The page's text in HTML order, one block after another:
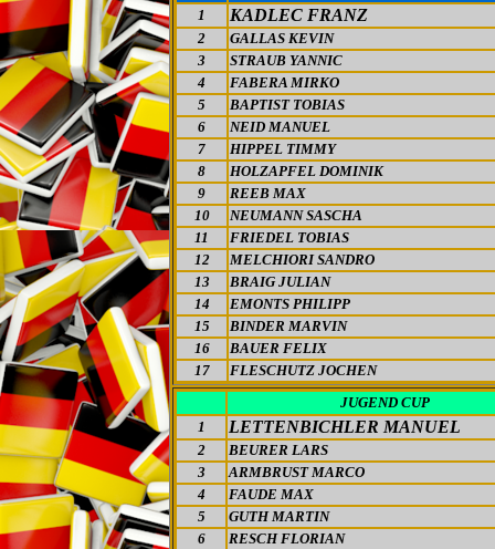
1
KADLEC FRANZ
2
GALLAS KEVIN
3
STRAUB YANNIC
4
FABERA MIRKO
5
BAPTIST TOBIAS
6
NEID MANUEL
7
HIPPEL TIMMY
8
HOLZAPFEL DOMINIK
9
REEB MAX
10
NEUMANN SASCHA
11
FRIEDEL TOBIAS
12
MELCHIORI SANDRO
13
BRAIG JULIAN
14
EMONTS PHILIPP
15
BINDER MARVIN
16
BAUER FELIX
17
FLESCHUTZ JOCHEN
JUGEND CUP
1
LETTENBICHLER MANUEL
2
BEURER LARS
3
ARMBRUST MARCO
4
FAUDE MAX
5
GUTH MARTIN
6
RESCH FLORIAN